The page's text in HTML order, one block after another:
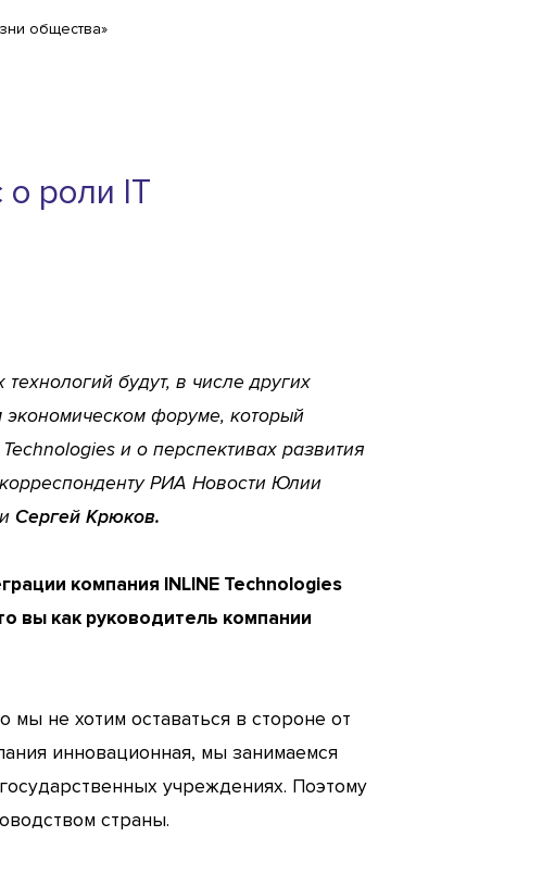
общества»
роли IT
будут, в числе других
форуме, который
и о перспективах развития
РИА Новости Юлии
Сергей Крюков.
компания INLINE Technologies
вы как руководитель компании
не хотим оставаться в стороне от
инновационная, мы занимаемся
учреждениях. Поэтому
страны.